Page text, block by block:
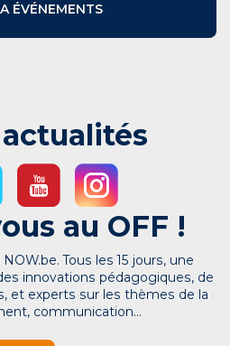
ÉVÉNEMENTS
au OFF !
Tous les 15 jours, une
innovations pédagogiques, de
et experts sur les thèmes de la
communication…